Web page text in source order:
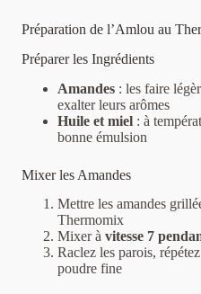
Préparation de l’Amlou au
Préparer les Ingrédients
Amandes : les faire
exalter leurs arômes
Huile et miel : à
bonne émulsion
Mixer les Amandes
Mettre les amandes
Thermomix
Mixer à vitesse 7
Raclez les parois,
poudre fine